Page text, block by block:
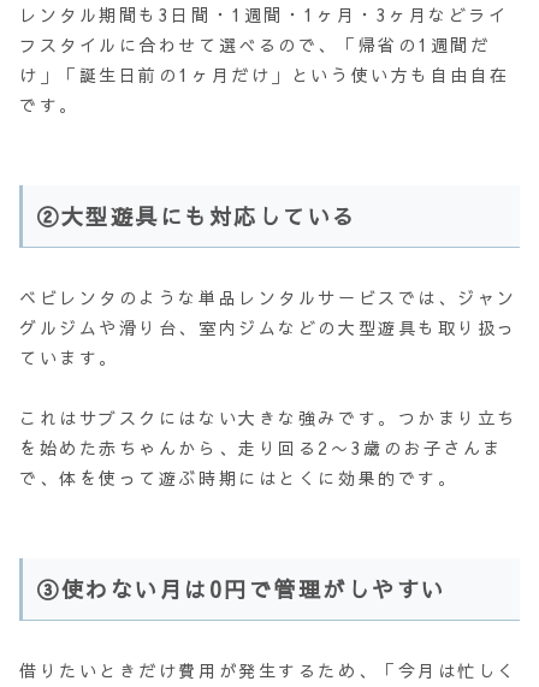
レンタル期間も3日間・1週間・1ヶ月・3ヶ月などライ
フスタイルに合わせて選べるので、「帰省の1週間だ
け」「誕生日前の1ヶ月だけ」という使い方も自由自在
です。
②大型遊具にも対応している
ベビレンタのような単品レンタルサービスでは、ジャン
グルジムや滑り台、室内ジムなどの大型遊具も取り扱っ
ています。
これはサブスクにはない大きな強みです。つかまり立ち
を始めた赤ちゃんから、走り回る2〜3歳のお子さんま
で、体を使って遊ぶ時期にはとくに効果的です。
③使わない月は0円で管理がしやすい
借りたいときだけ費用が発生するため、「今月は忙しく